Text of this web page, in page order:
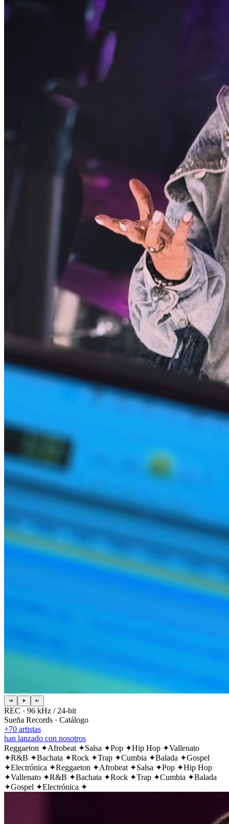
REC · 96 kHz / 24-bit
Sueña Records · Catálogo
+70 artistas
han lanzado con nosotros
Reggaeton ✦Afrobeat ✦Salsa ✦Pop ✦Hip Hop ✦Vallenato
✦R&B ✦Bachata ✦Rock ✦Trap ✦Cumbia ✦Balada ✦Gospel
✦Electrónica ✦Reggaeton ✦Afrobeat ✦Salsa ✦Pop ✦Hip Hop
✦Vallenato ✦R&B ✦Bachata ✦Rock ✦Trap ✦Cumbia ✦Balada
✦Gospel ✦Electrónica ✦